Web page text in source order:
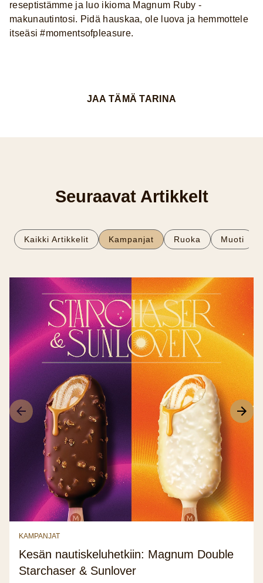
reseptistämme ja luo ikioma Magnum Ruby -
makunautintosi. Pidä hauskaa, ole luova ja hemmottele
itseäsi #momentsofpleasure.
JAA TÄMÄ TARINA
Seuraavat Artikkelt
Kaikki Artikkelit Kampanjat Ruoka Muoti
KAMPANJAT
Kesän nautiskeluhetkiin: Magnum Double
Starchaser & Sunlover